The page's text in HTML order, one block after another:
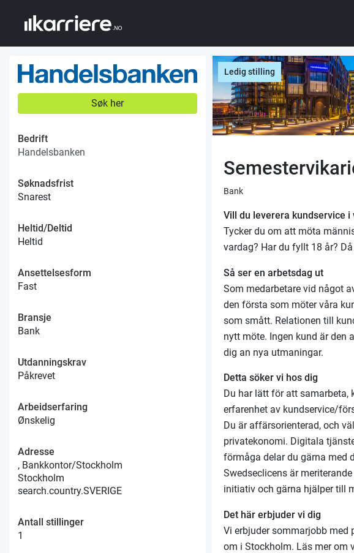
Søk her
Bedrift
Handelsbanken
Søknadsfrist
Snarest
Heltid/Deltid
Heltid
Ansettelsesform
Fast
Bransje
Bank
Utdanningskrav
Påkrevet
Arbeidserfaring
Ønskelig
Adresse
, Bankkontor/Stockholm
Stockholm
search.country.SVERIGE
Antall stillinger
1
Ledig stilling
Bank
Vill du leverera kundservice i
Tycker du om att möta
vardag? Har du fyllt 18 år?
Så ser en arbetsdag ut
Som medarbetare vid något
den första som möter våra
som smått. Relationen till
nytt möte. Ingen kund är den
dig an nya utmaningar.
Detta söker vi hos dig
Du har lätt för att samarbeta,
erfarenhet av kundservice/
Du är affärsorienterad, och
privatekonomi. Digitala
förmåga delar du gärna med
Swedseclicens är
initiativ och gärna hjälper till
Det här erbjuder vi dig
Vi erbjuder sommarjobb
om i Stockholm. Läs mer om